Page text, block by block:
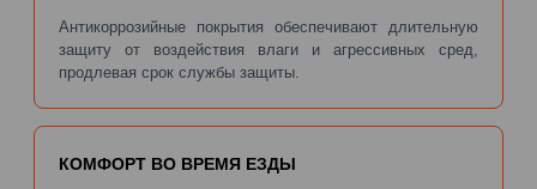
Антикоррозийные покрытия обеспечивают длительную
защиту от воздействия влаги и агрессивных сред,
продлевая срок службы защиты.
КОМФОРТ ВО ВРЕМЯ ЕЗДЫ